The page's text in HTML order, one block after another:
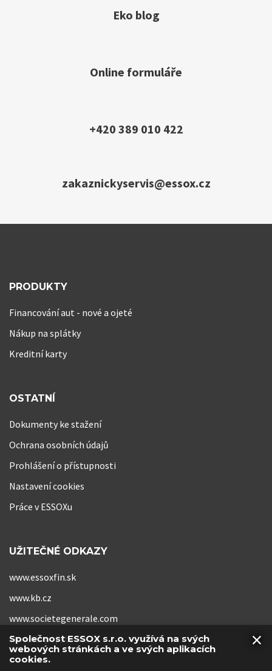
Eko blog
Online formuláře
+420 389 010 422
zakaznickyservis@essox.cz
PRODUKTY
Financování aut - nové a ojeté
Nákup na splátky
Kreditní karty
OSTATNÍ
Dokumenty ke stažení
Ochrana osobních údajů
Prohlášení o přístupnosti
Nastavení cookies
Práce v ESSOXu
UŽITEČNÉ ODKAZY
www.essoxfin.sk
www.kb.cz
www.societegenerale.com
www.kb-pojistovna.cz
×
Společnost ESSOX s.r.o. využívá na svých
webových stránkách a ve svých aplikacích
cookies.